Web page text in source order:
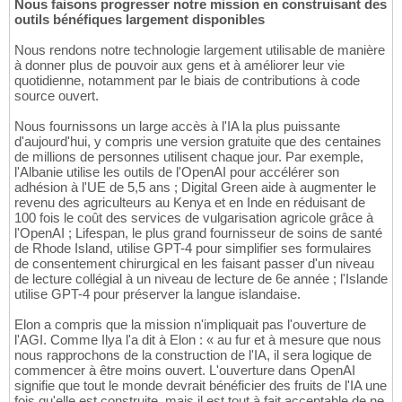
Nous faisons progresser notre mission en construisant des
outils bénéfiques largement disponibles
Nous rendons notre technologie largement utilisable de manière
à donner plus de pouvoir aux gens et à améliorer leur vie
quotidienne, notamment par le biais de contributions à code
source ouvert.
Nous fournissons un large accès à l'IA la plus puissante
d'aujourd'hui, y compris une version gratuite que des centaines
de millions de personnes utilisent chaque jour. Par exemple,
l'Albanie utilise les outils de l'OpenAI pour accélérer son
adhésion à l'UE de 5,5 ans ; Digital Green aide à augmenter le
revenu des agriculteurs au Kenya et en Inde en réduisant de
100 fois le coût des services de vulgarisation agricole grâce à
l'OpenAI ; Lifespan, le plus grand fournisseur de soins de santé
de Rhode Island, utilise GPT-4 pour simplifier ses formulaires
de consentement chirurgical en les faisant passer d'un niveau
de lecture collégial à un niveau de lecture de 6e année ; l'Islande
utilise GPT-4 pour préserver la langue islandaise.
Elon a compris que la mission n'impliquait pas l'ouverture de
l'AGI. Comme Ilya l'a dit à Elon : « au fur et à mesure que nous
nous rapprochons de la construction de l'IA, il sera logique de
commencer à être moins ouvert. L'ouverture dans OpenAI
signifie que tout le monde devrait bénéficier des fruits de l'IA une